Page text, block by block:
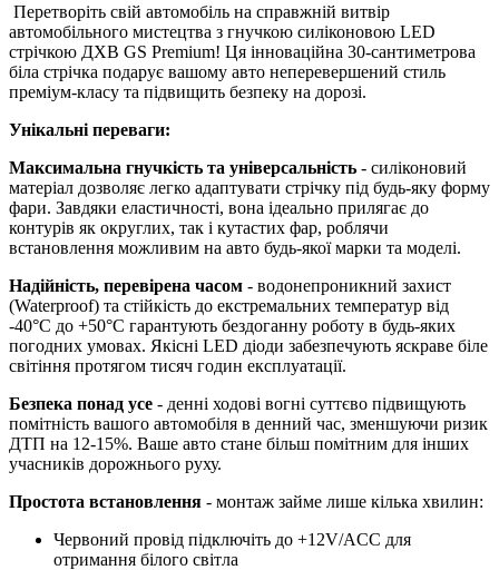
Перетворіть свій автомобіль на справжній витвір
автомобільного мистецтва з гнучкою силіконовою LED
стрічкою ДХВ GS Premium! Ця інноваційна 30-сантиметрова
біла стрічка подарує вашому авто неперевершений стиль
преміум-класу та підвищить безпеку на дорозі.
Унікальні переваги:
Максимальна гнучкість та універсальність - силіконовий
матеріал дозволяє легко адаптувати стрічку під будь-яку форму
фари. Завдяки еластичності, вона ідеально прилягає до
контурів як округлих, так і кутастих фар, роблячи
встановлення можливим на авто будь-якої марки та моделі.
Надійність, перевірена часом - водонепроникний захист
(Waterproof) та стійкість до екстремальних температур від
-40°C до +50°C гарантують бездоганну роботу в будь-яких
погодних умовах. Якісні LED діоди забезпечують яскраве біле
світіння протягом тисяч годин експлуатації.
Безпека понад усе - денні ходові вогні суттєво підвищують
помітність вашого автомобіля в денний час, зменшуючи ризик
ДТП на 12-15%. Ваше авто стане більш помітним для інших
учасників дорожнього руху.
Простота встановлення - монтаж займе лише кілька хвилин:
Червоний провід підключіть до +12V/ACC для
отримання білого світла